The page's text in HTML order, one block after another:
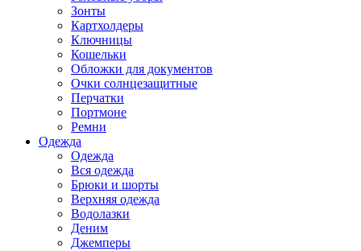
Зонты
Картхолдеры
Ключницы
Кошельки
Обложки для документов
Очки солнцезащитные
Перчатки
Портмоне
Ремни
Одежда
Одежда
Вся одежда
Брюки и шорты
Верхняя одежда
Водолазки
Деним
Джемперы